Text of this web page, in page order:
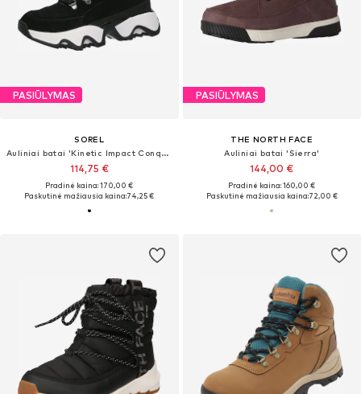
PASIŪLYMAS
SOREL
Auliniai batai 'Kinetic Impact Conquest Plus'
114,75 €
Pradinė kaina: 170,00 €
Paskutinė mažiausia kaina:74,25 €
PASIŪLYMAS
THE NORTH FACE
Auliniai batai 'Sierra'
144,00 €
Pradinė kaina: 160,00 €
Paskutinė mažiausia kaina:72,00 €